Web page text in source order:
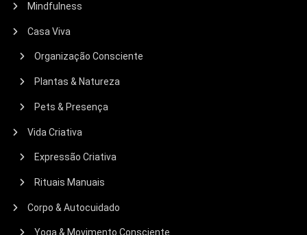
Mindfulness
Casa Viva
Organização Consciente
Plantas & Natureza
Pets & Presença
Vida Criativa
Expressão Criativa
Rituais Manuais
Corpo & Autocuidado
Yoga & Movimento Consciente